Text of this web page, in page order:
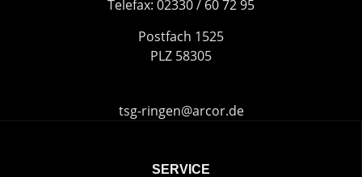
Telefax: 02330 / 60 72 95
Postfach 1525
PLZ 58305
tsg-ringen@arcor.de
SERVICE